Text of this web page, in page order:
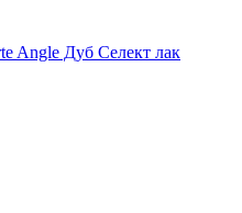
Angle Дуб Селект лак